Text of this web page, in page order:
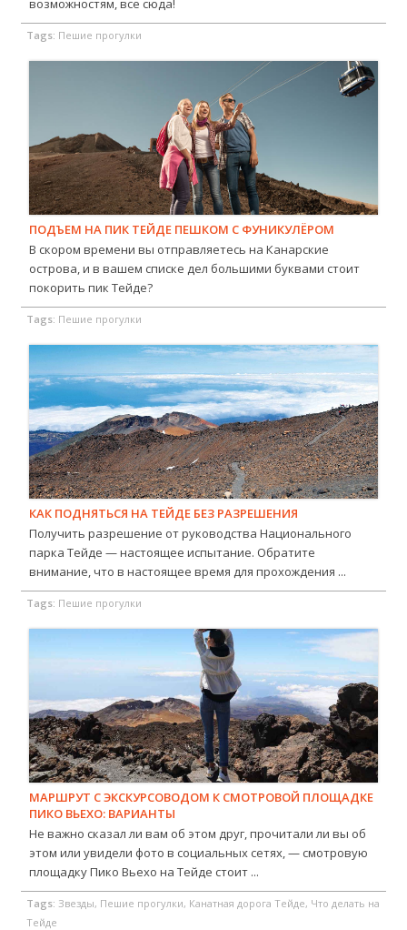
Tags: Пешие прогулки
ПОДЪЕМ НА ПИК ТЕЙДЕ ПЕШКОМ С ФУНИКУЛЁРОМ
В скором времени вы отправляетесь на Канарские
острова, и в вашем списке дел большими буквами стоит
покорить пик Тейде?
Tags: Пешие прогулки
КАК ПОДНЯТЬСЯ НА ТЕЙДЕ БЕЗ РАЗРЕШЕНИЯ
Получить разрешение от руководства Национального
парка Тейде — настоящее испытание. Обратите
внимание, что в настоящее время для прохождения ...
Tags: Пешие прогулки
МАРШРУТ С ЭКСКУРСОВОДОМ К СМОТРОВОЙ ПЛОЩАДКЕ
ПИКО ВЬЕХО: ВАРИАНТЫ
Не важно сказал ли вам об этом друг, прочитали ли вы об
этом или увидели фото в социальных сетях, — смотровую
площадку Пико Вьехо на Тейде стоит ...
Tags: Звезды, Пешие прогулки, Канатная дорога Тейде, Что делать на
Тейде